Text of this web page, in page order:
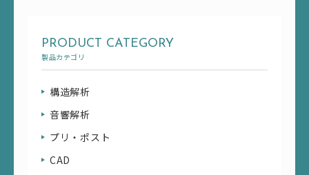
PRODUCT CATEGORY
製品カテゴリ
構造解析
音響解析
プリ・ポスト
CAD